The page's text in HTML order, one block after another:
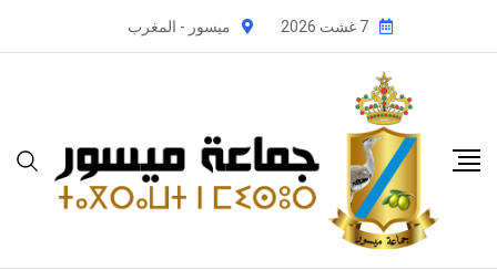
7 غشت 2026 ميسور - المغرب